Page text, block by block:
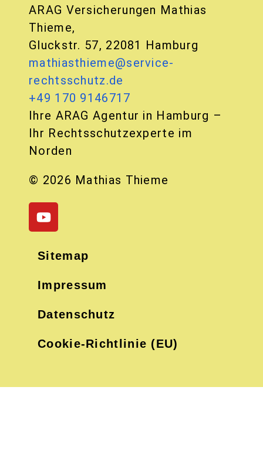
Sitemap
Impressum
Datenschutz
Cookie-Richtlinie (EU)